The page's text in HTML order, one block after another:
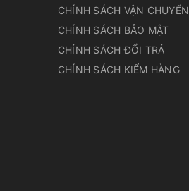
CHÍNH SÁCH VẬN CHUYỂN
CHÍNH SÁCH BẢO MẬT
CHÍNH SÁCH ĐỔI TRẢ
CHÍNH SÁCH KIỂM HÀNG